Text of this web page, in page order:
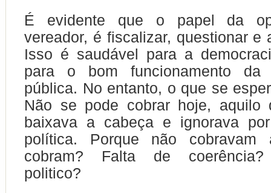
É evidente que o papel da
vereador, é fiscalizar, questionar e
Isso é saudável para a
para o bom funcionamento da
pública. No entanto, o que se
Não se pode cobrar hoje, aquilo
baixava a cabeça e ignorava
política. Porque não
cobram? Falta de coerência?
politico?